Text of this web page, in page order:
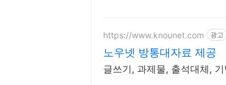
https://www.knounet.com 광고
노우넷 방통대자료 제공
글쓰기, 과제물, 출석대체,